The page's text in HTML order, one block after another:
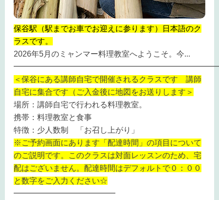
保谷駅（駅までお車でお迎えに参ります）日本語のク
ラスです。
2026年5月のミャンマー料理教室へようこそ。今...
＜保谷にある講師自宅で開催されるクラスです 講師
自宅に集合です（ご入金後に地図をお送りします＞
場所：講師自宅で行われる料理教室。
携帯：料理教室と食事
特徴：少人数制 「お召し上がり」
※ご予約画面にあります「配達時間」の項目について
のご説明です。このクラスは対面レッスンのため、宅
配はございません。配達時間はデフォルトで０：００
と数字をご入力ください☆
━━━━━━━━━━━━━